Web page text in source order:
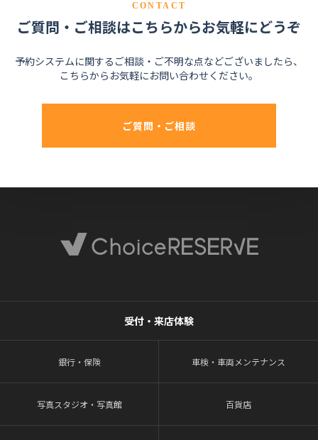
CONTACT
ご質問・ご相談はこちらからお気軽にどうぞ
予約システムに関するご相談・ご不明な点などございましたら、
こちらからお気軽にお問い合わせください。
ご質問・ご相談
受付・来店体験
銀行・保険 車検・車両メンテナンス
写真スタジオ・写真館 百貨店